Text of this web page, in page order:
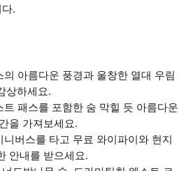
.
아름다운 풍경과 울창한 열대 우림
상하세요.
패스를 포함한 숨 막힐 듯 아름다운
을 가져보세요.
버스를 타고 무료 와이파이와 현지
안내를 받으세요.